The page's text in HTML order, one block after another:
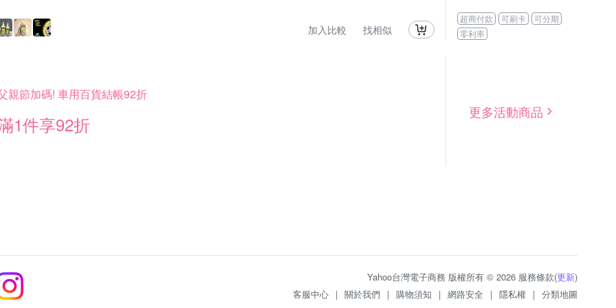
加入比較 找相似
超商付款 可刷卡
可分期
零利率
親節加碼! 車用百貨結帳92折
1件享92折
更多活動商品
Yahoo台灣電子商務 版權所有 © 2026 服務條款(更新)
客服中心 | 關於我們 | 購物須知 | 網路安全 | 隱私權 | 分類地圖